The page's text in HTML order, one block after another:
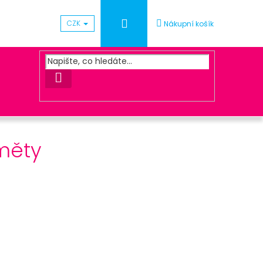
CZK PřihlášeníNákupní košík
HLEDAT